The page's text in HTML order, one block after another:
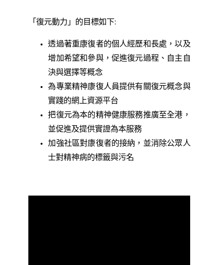
「復元動力」的目標如下:
透過著重康復者的個人經歷和長處，以及
增加希望和參與，促進復元過程、自主自
決與選擇等概念
為專業精神康復人員提供有關復元概念與
實踐的網上資源平台
把復元為本的精神健康服務推廣至全港，
並促進及提供實證為本服務
加強社區對康復者的接納，並消除公眾人
士對精神病的標籤與污名